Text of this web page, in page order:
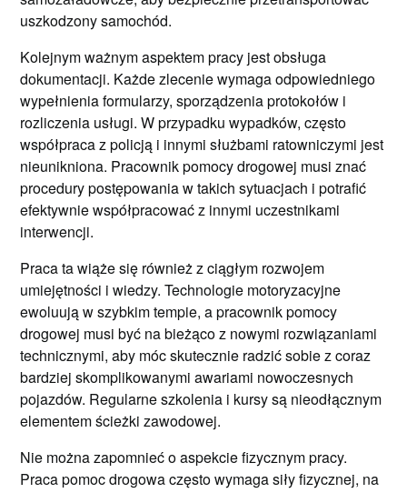
uszkodzony samochód.
Kolejnym ważnym aspektem pracy jest obsługa
dokumentacji. Każde zlecenie wymaga odpowiedniego
wypełnienia formularzy, sporządzenia protokołów i
rozliczenia usługi. W przypadku wypadków, często
współpraca z policją i innymi służbami ratowniczymi jest
nieunikniona. Pracownik pomocy drogowej musi znać
procedury postępowania w takich sytuacjach i potrafić
efektywnie współpracować z innymi uczestnikami
interwencji.
Praca ta wiąże się również z ciągłym rozwojem
umiejętności i wiedzy. Technologie motoryzacyjne
ewoluują w szybkim tempie, a pracownik pomocy
drogowej musi być na bieżąco z nowymi rozwiązaniami
technicznymi, aby móc skutecznie radzić sobie z coraz
bardziej skomplikowanymi awariami nowoczesnych
pojazdów. Regularne szkolenia i kursy są nieodłącznym
elementem ścieżki zawodowej.
Nie można zapomnieć o aspekcie fizycznym pracy.
Praca pomoc drogowa często wymaga siły fizycznej, na